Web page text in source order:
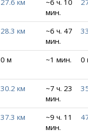
27.6 км
~6 ч. 10
мин.
28.3 км
~6 ч. 47
мин.
0 м ~1 мин. 0
30.2 км
~7 ч. 23
мин.
37.3 км
~9 ч. 11
мин.